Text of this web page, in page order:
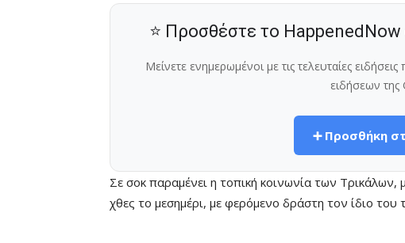
⭐ Προσθέστε το
Μείνετε ενημερωμένοι με τις τελευταίες
ειδήσεων της
➕ Προσθήκη
Σε σοκ παραμένει η τοπική κοινωνία των Τρικάλων,
χθες το μεσημέρι, με φερόμενο δράστη τον ίδιο του